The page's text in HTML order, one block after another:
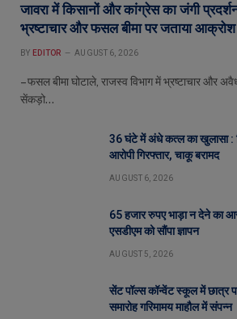
जावरा में किसानों और कांग्रेस का जंगी
भ्रष्टाचार और फसल बीमा पर जताया आक्रोश
BY EDITOR AUGUST 6, 2026
– फसल बीमा घोटाले, राजस्व विभाग में भ्रष्टाचार और
सेंकड़ो…
36 घंटे में अंधे कत्ल का खुलासा :
आरोपी गिरफ्तार, चाकू बरामद
AUGUST 6, 2026
65 हजार रुपए भाड़ा न देने का
एसडीएम को सौंपा ज्ञापन
AUGUST 5, 2026
सेंट पॉल्स कॉन्वेंट स्कूल में छात्र
समारोह गरिमामय माहौल में संपन्न